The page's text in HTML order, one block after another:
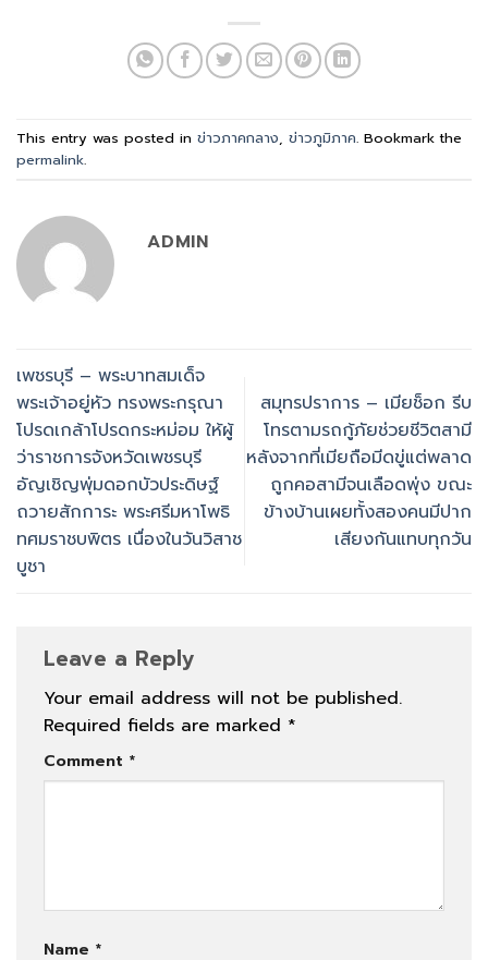
This entry was posted in ข่าวภาคกลาง, ข่าวภูมิภาค. Bookmark the
permalink.
ADMIN
เพชรบุรี – พระบาทสมเด็จ
พระเจ้าอยู่หัว ทรงพระกรุณา
โปรดเกล้าโปรดกระหม่อม ให้ผู้
ว่าราชการจังหวัดเพชรบุรี
อัญเชิญพุ่มดอกบัวประดิษฐ์
ถวายสักการะ พระศรีมหาโพธิ
ทศมราชบพิตร เนื่องในวันวิสาช
บูชา
สมุทรปราการ – เมียช็อก รีบ
โทรตามรถกู้ภัยช่วยชีวิตสามี
หลังจากที่เมียถือมีดขู่แต่พลาด
ถูกคอสามีจนเลือดพุ่ง ขณะ
ข้างบ้านเผยทั้งสองคนมีปาก
เสียงกันแทบทุกวัน
Leave a Reply
Your email address will not be published.
Required fields are marked *
Comment *
Name *